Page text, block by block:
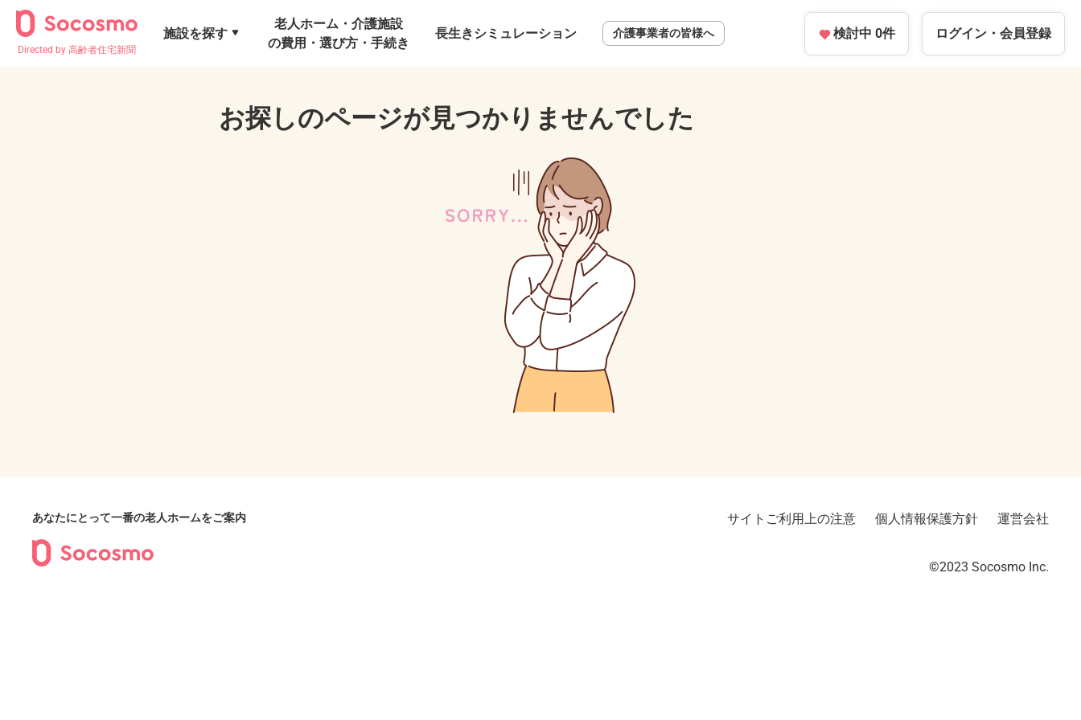
Directed by 高齢者住宅新聞
施設を探す
老人ホーム・介護施設
の費用・選び方・手続き
長生きシミュレーション 介護事業者の皆様へ 検討中 0件 ログイン・ 会員登録
お探しのページが見つかりませんでした
あなたにとって一番の老人ホームをご案内 サイトご利用上の注意 個人情報保護方針 運営会社
©2023︎ Socosmo Inc.